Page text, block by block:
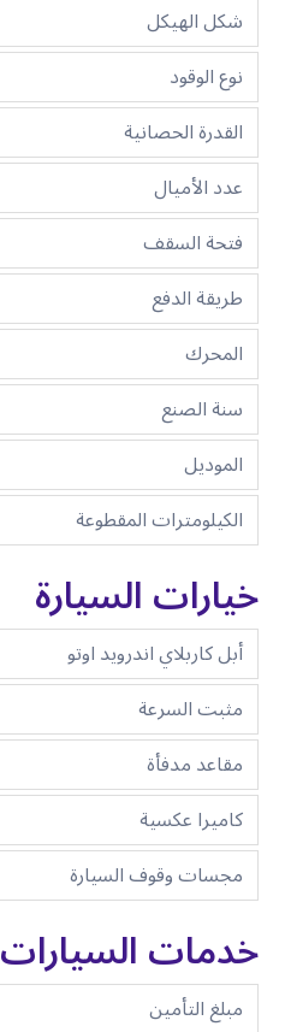
شكل الهيكل
نوع الوقود
القدرة الحصانية
عدد الأميال
فتحة السقف
طريقة الدفع
المحرك
سنة الصنع
الموديل
الكيلومترات المقطوعة
خيارات السيارة
أبل كاربلاي اندرويد اوتو
مثبت السرعة
مقاعد مدفأة
كاميرا عكسية
مجسات وقوف السيارة
خدمات السيارات
مبلغ التأمين